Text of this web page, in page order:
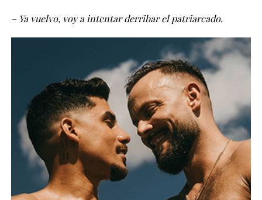
– Ya vuelvo, voy a intentar derribar el patriarcado.